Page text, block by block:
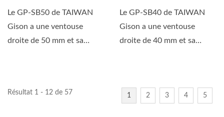
Le GP-SB50 de TAIWAN
Gison a une ventouse
droite de 50 mm et sa
Le GP-SB40 de TAIWAN
Gison a une ventouse
droite de 40 mm et sa
Résultat 1 - 12 de 57 1 2 3 4 5